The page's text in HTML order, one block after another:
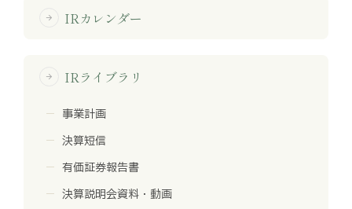
arrow_forward IRカレンダー
arrow_forward IRライブラリ
事業計画
決算短信
有価証券報告書
決算説明会資料・動画